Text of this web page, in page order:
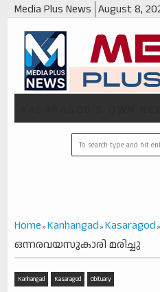
Media Plus News August 8,
Home » Kanhangad » Kasaragod »
ഒന്നരവയസുകാരി മരിച്ചു
Kanhangad Kasaragod Obituary